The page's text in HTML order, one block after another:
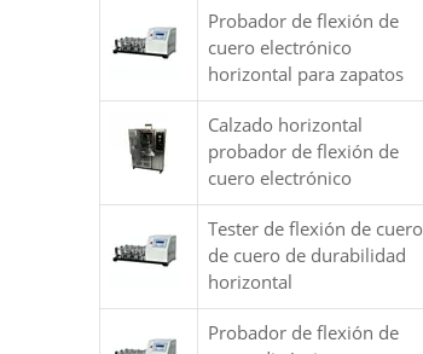
Probador de flexión de
cuero electrónico
horizontal para zapatos
Calzado horizontal
probador de flexión de
cuero electrónico
Tester de flexión de cuero
de cuero de durabilidad
horizontal
Probador de flexión de